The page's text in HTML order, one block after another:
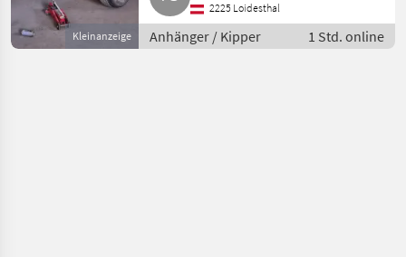
Pronar
Kleinanzeige
Nutzlast. Dies ist ein
Privatverkauf. Der Verkauf
erfolgt unter
2225 Loidesthal
Anhänger / Kipper 1 Std. online